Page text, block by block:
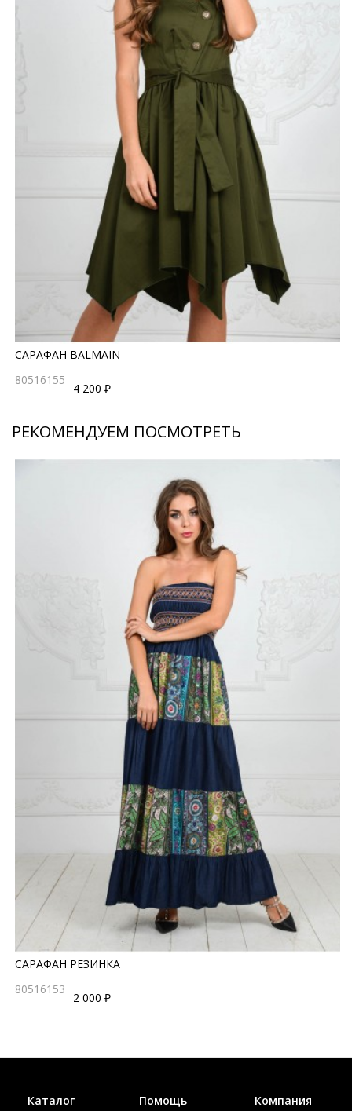
САРАФАН BALMAIN
80516155
4 200 ₽
РЕКОМЕНДУЕМ ПОСМОТРЕТЬ
САРАФАН РЕЗИНКА
80516153
2 000 ₽
Каталог Помощь Компания